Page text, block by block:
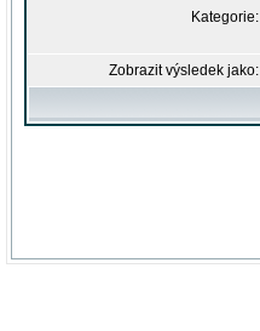
Kategorie:
Zobrazit výsledek jako: